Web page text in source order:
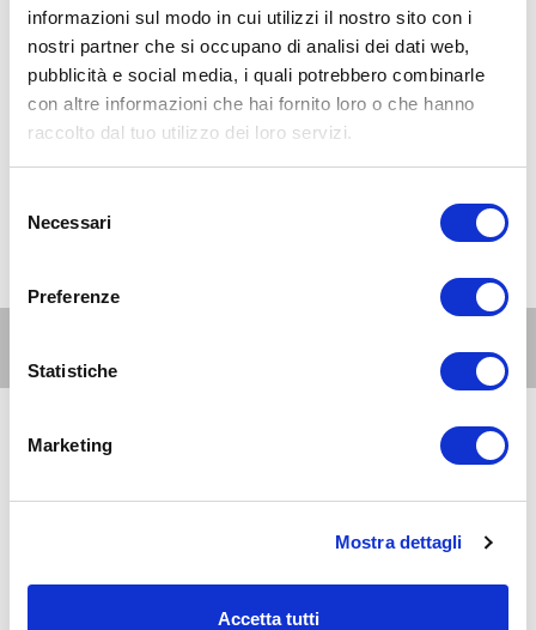
informazioni sul modo in cui utilizzi il nostro sito con i
nostri partner che si occupano di analisi dei dati web,
pubblicità e social media, i quali potrebbero combinarle
con altre informazioni che hai fornito loro o che hanno
raccolto dal tuo utilizzo dei loro servizi.
delNecessari
Preferenze
Statistiche
Marketing
Mostra dettagli
Accetta tutti
Altri eventi per questa età
8
Zona 1 - Centro storico
La Conca social bar: aperitivi e cene a misura di
genitori
e